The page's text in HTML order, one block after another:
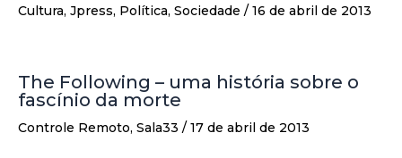
Cultura, Jpress, Política, Sociedade / 16 de abril de 2013
The Following – uma história sobre o
fascínio da morte
Controle Remoto, Sala33 / 17 de abril de 2013